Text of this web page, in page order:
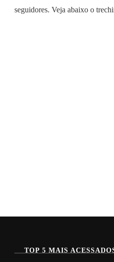
seguidores. Veja abaixo o
TOP 5 MAIS